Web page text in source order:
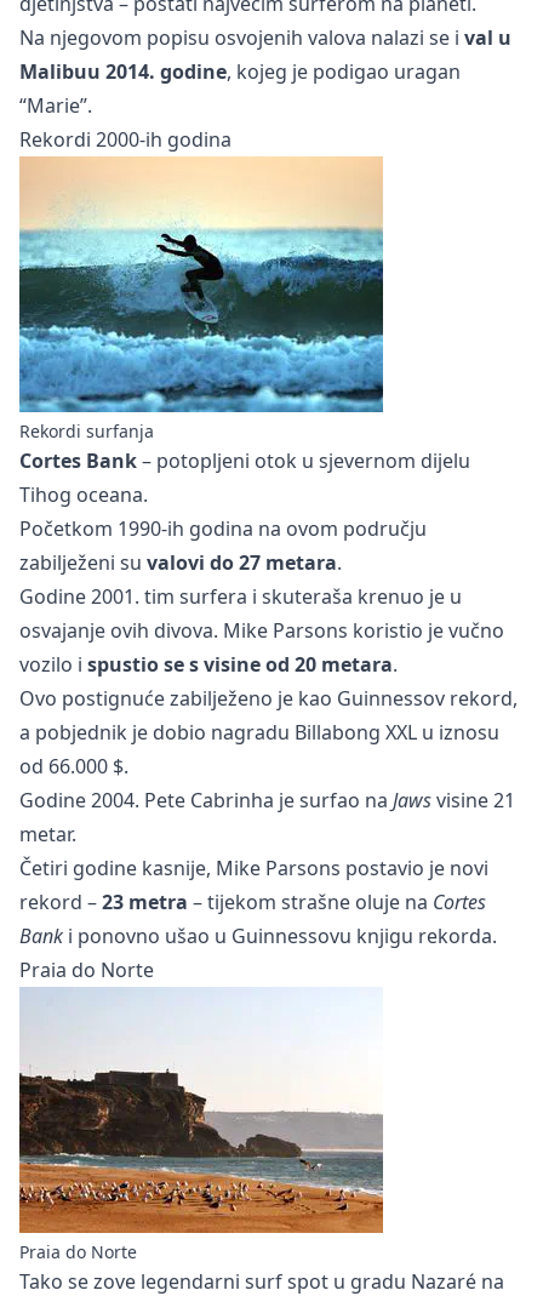
Na njegovom popisu osvojenih valova nalazi se i val u
Malibuu 2014. godine, kojeg je podigao uragan
“Marie”.
Rekordi 2000-ih godina
Rekordi surfanja
Cortes Bank– potopljeni otok u sjevernom dijelu
Tihog oceana.
Početkom 1990-ih godina na ovom području
zabilježeni su valovi do 27 metara.
Godine 2001. tim surfera i skuteraša krenuo je u
osvajanje ovih divova. Mike Parsons koristio je vučno
vozilo i spustio se s visine od 20 metara.
Ovo postignuće zabilježeno je kao Guinnessov rekord,
a pobjednik je dobio nagradu Billabong XXL u iznosu
od 66.000 $.
Godine 2004. Pete Cabrinha je surfao na Jawsvisine 21
metar.
Četiri godine kasnije, Mike Parsons postavio je novi
rekord –23 metra – tijekom strašne oluje na Cortes
Bank i ponovno ušao u Guinnessovu knjigu rekorda.
Praia do Norte
Praia do Norte
Tako se zove legendarni surf spot u gradu Nazaré na